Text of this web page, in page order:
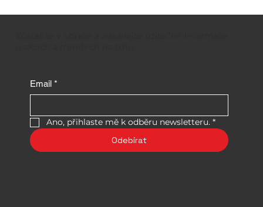
Email *
Ano, přihlaste mě k odběru newsletteru. *
Odebírat